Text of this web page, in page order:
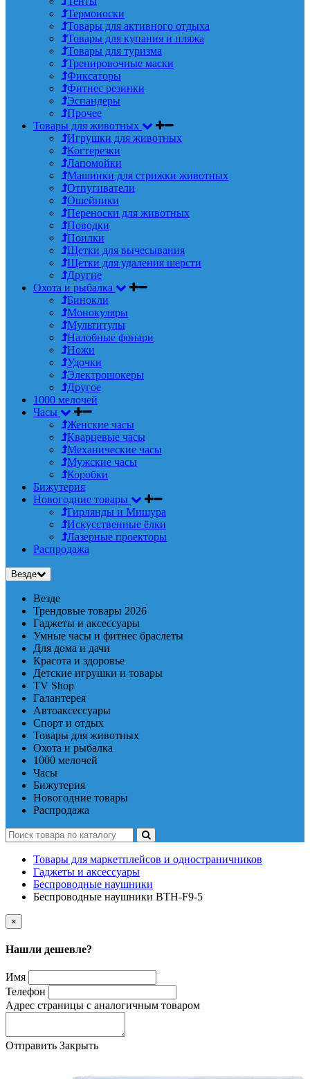
Термоноски
Товары для активного отдыха
Товары для купания и пляжа
Товары для туризма
Тренировочные маски
Фиксаторы
Фитнес резинки
Эспандеры
Прочее
Товары для животных
Игрушки для животных
Когтерезки
Лапомойки
Машинки для стрижки животных
Отпугиватели
Ошейники
Переноски для животных
Поводки
Поилки
Щетки для вычесывания
Щетки для удаления шерсти
Другие
Охота и рыбалка
Бинокли
Монокуляры
Мультитулы
Налобные фонари
Ножи
Удочки
Электрошокеры
Другое
1000 мелочей
Часы
Женские часы
Кварцевые часы
Механические часы
Мужские часы
Коробки
Бижутерия
Новогодние товары
Гирлянды и Мишура
Искусственные ёлки
Лазерные проекторы
Распродажа
Везде
Везде
Трендовые товары 2026
Гаджеты и аксессуары
Умные часы и фитнес браслеты
Для дома и дачи
Красота и здоровье
Детские игрушки и товары
TV Shop
Галантерея
Автоаксессуары
Спорт и отдых
Товары для животных
Охота и рыбалка
1000 мелочей
Часы
Бижутерия
Новогодние товары
Распродажа
Товары для маркетплейсов и одностраничников
Гаджеты и аксессуары
Беспроводные наушники
Беспроводные наушники BTH-F9-5
×
Нашли дешевле?
Имя
Телефон
Адрес страницы с аналогичным товаром
Отправить Закрыть